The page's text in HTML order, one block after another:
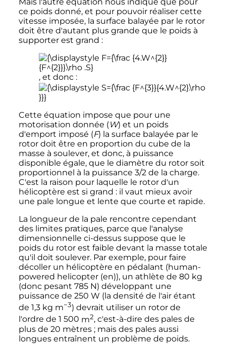
ce poids donné, et pour pouvoir réaliser cette
vitesse imposée, la surface balayée par le rotor
doit être d'autant plus grande que le poids à
supporter est grand :
, et donc :
Cette équation impose que pour une
motorisation donnée (W) et un poids
d'emport imposé (F) la surface balayée par le
rotor doit être en proportion du cube de la
masse à soulever, et donc, à puissance
disponible égale, que le diamètre du rotor soit
proportionnel à la puissance 3/2 de la charge.
C'est la raison pour laquelle le rotor d'un
hélicoptère est si grand : il vaut mieux avoir
une pale longue et lente que courte et rapide.
La longueur de la pale rencontre cependant
des limites pratiques, parce que l'analyse
dimensionnelle ci-dessus suppose que le
poids du rotor est faible devant la masse totale
qu'il doit soulever. Par exemple, pour faire
décoller un hélicoptère en pédalant (human-
powered helicopter (en)), un athlète de 80 kg
(donc pesant 785 N) développant une
puissance de 250 W (la densité de l'air étant
de 1,3 kg m−3) devrait utiliser un rotor de
l'ordre de 1 500 m2, c'est-à-dire des pales de
plus de 20 mètres ; mais des pales aussi
longues entraînent un problème de poids.